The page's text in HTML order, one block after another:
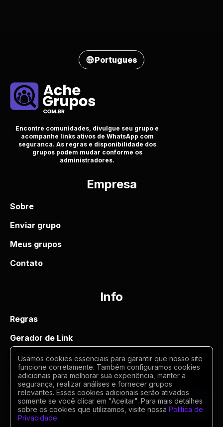
Portugues
Encontre comunidades, divulgue seu grupo e
acompanhe links ativos de WhatsApp com
seguranca. As regras e disponibilidade dos
grupos podem mudar conforme os
administradores.
Empresa
Sobre
Enviar grupo
Meus grupos
Contato
Info
Regras
Gerador de Link
Termos de uso
Politica de privacidade
Usamos cookies essenciais para garantir que nosso site
funcione corretamente. Também configuramos cookies
adicionais para melhorar sua experiência, manter a
segurança, realizar análises e fornecer grupos
relevantes. Esses cookies adicionais serão ativados
somente se você clicar em "Aceitar". Para mais detalhes
sobre os cookies que utilizamos, visite nossa Política de
Privacidade.